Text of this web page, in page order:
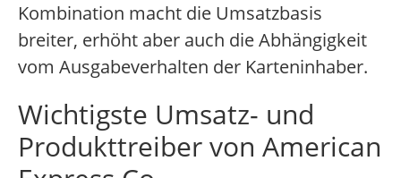
Kombination macht die Umsatzbasis
breiter, erhöht aber auch die Abhängigkeit
vom Ausgabeverhalten der Karteninhaber.
Wichtigste Umsatz- und
Produkttreiber von American